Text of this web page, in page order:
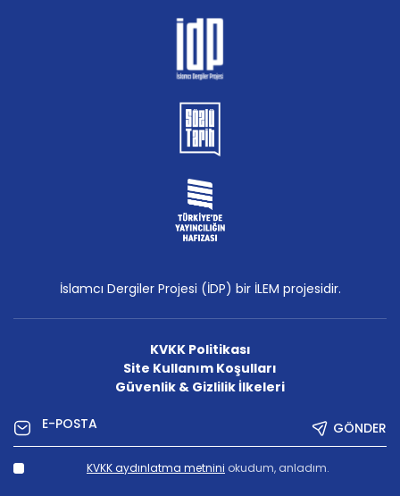
İslamcı Dergiler Projesi (İDP) bir İLEM projesidir.
KVKK Politikası
Site Kullanım Koşulları
Güvenlik & Gizlilik İlkeleri
GÖNDER
KVKK aydınlatma metnini okudum, anladım.